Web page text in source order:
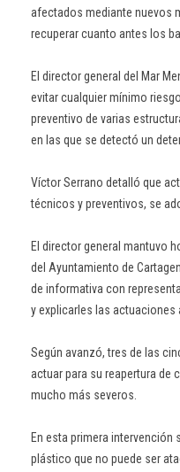
afectados mediante nuevos
recuperar cuanto antes los
El director general del Mar
evitar cualquier mínimo
preventivo de varias
en las que se detectó un
Víctor Serrano detalló que
técnicos y preventivos, se
El director general mantuvo
del Ayuntamiento de
de informativa con
y explicarles las actuaciones
Según avanzó, tres de las
actuar para su reapertura de
mucho más severos.
En esta primera
plástico que no puede ser